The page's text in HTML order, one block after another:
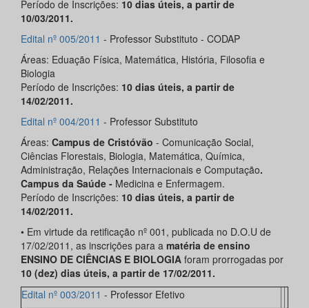
Período de Inscrições: 10 dias úteis, a partir de
10/03/2011.
Edital nº 005/2011 - Professor Substituto - CODAP
Áreas: Eduação Física, Matemática, História, Filosofia e
Biologia
Período de Inscrições: 10 dias úteis, a partir de
14/02/2011.
Edital nº 004/2011 - Professor Substituto
Áreas: Campus de Cristóvão - Comunicação Social,
Ciências Florestais, Biologia, Matemática, Química,
Administração, Relações Internacionais e Computação.
Campus da Saúde - Medicina e Enfermagem.
Período de Inscrições: 10 dias úteis, a partir de
14/02/2011.
• Em virtude da retificação nº 001, publicada no D.O.U de
17/02/2011, as inscrições para a matéria de ensino
ENSINO DE CIÊNCIAS E BIOLOGIA foram prorrogadas por
10 (dez) dias úteis, a partir de 17/02/2011.
Edital nº 003/2011 - Professor Efetivo